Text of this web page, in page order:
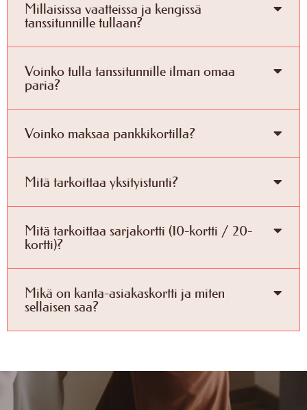
Millaisissa vaatteissa ja kengissä
tanssitunnille tullaan?
Voinko tulla tanssitunnille ilman omaa
paria?
Voinko maksaa pankkikortilla?
Mitä tarkoittaa yksityistunti?
Mitä tarkoittaa sarjakortti (10-kortti / 20-
kortti)?
Mikä on kanta-asiakaskortti ja miten
sellaisen saa?